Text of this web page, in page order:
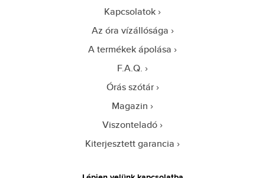
Kapcsolatok
Az óra vízállósága
A termékek ápolása
F.A.Q.
Órás szótár
Magazin
Viszonteladó
Kiterjesztett garancia